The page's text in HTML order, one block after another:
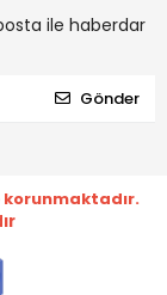
ile haberdar
Gönder
korunmaktadır.